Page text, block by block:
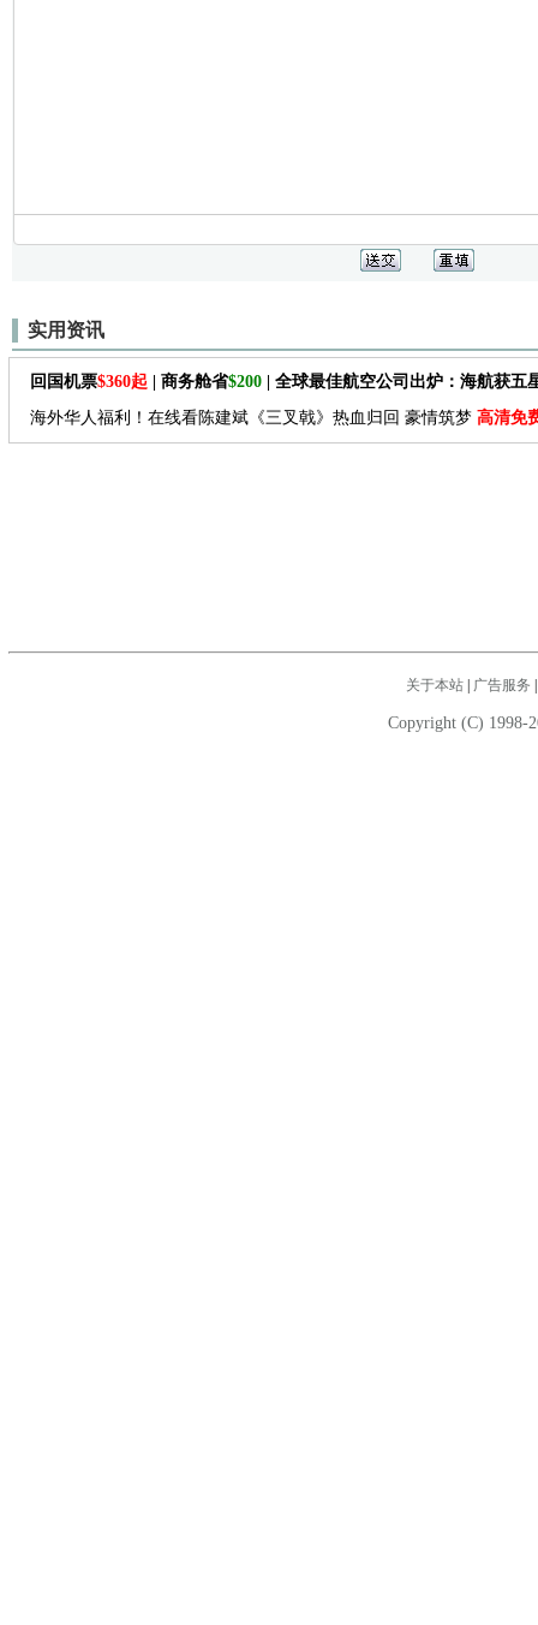
实用资讯
回国机票$360起 | 商务舱省$200 | 全球最佳航空公司出炉：海航获五
海外华人福利！在线看陈建斌《三叉戟》热血归回 豪情筑梦 高清免
关于本站| 广告服务
Copyright (C) 1998-